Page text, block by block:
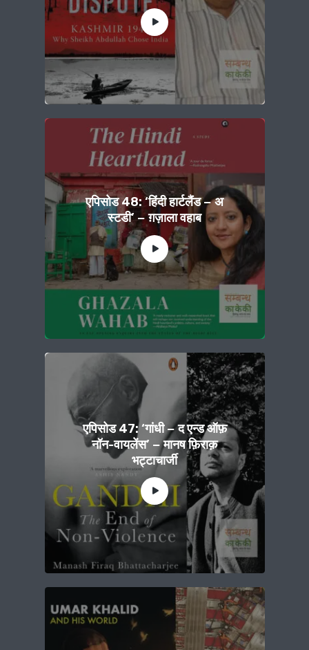
एपिसोड 48: ‘हिंदी हार्टलैंड − अ
स्टडी’ − ग़ज़ाला वहाब
एपिसोड 47: ‘गांधी − द एन्ड ऑफ़
नॉन-वायलेंस’ − मानष फ़िराक़
भट्टाचार्जी